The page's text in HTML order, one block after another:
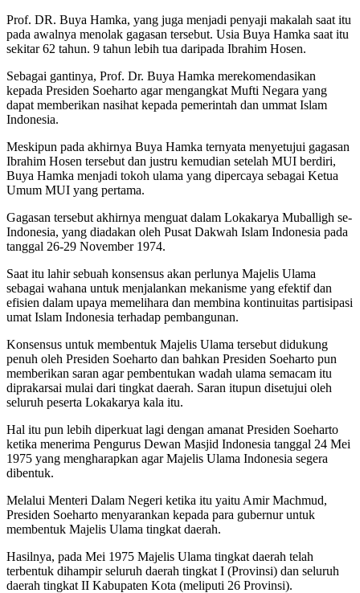
Prof. DR. Buya Hamka, yang juga menjadi penyaji makalah saat itu
pada awalnya menolak gagasan tersebut. Usia Buya Hamka saat itu
sekitar 62 tahun. 9 tahun lebih tua daripada Ibrahim Hosen.
Sebagai gantinya, Prof. Dr. Buya Hamka merekomendasikan
kepada Presiden Soeharto agar mengangkat Mufti Negara yang
dapat memberikan nasihat kepada pemerintah dan ummat Islam
Indonesia.
Meskipun pada akhirnya Buya Hamka ternyata menyetujui gagasan
Ibrahim Hosen tersebut dan justru kemudian setelah MUI berdiri,
Buya Hamka menjadi tokoh ulama yang dipercaya sebagai Ketua
Umum MUI yang pertama.
Gagasan tersebut akhirnya menguat dalam Lokakarya Muballigh se-
Indonesia, yang diadakan oleh Pusat Dakwah Islam Indonesia pada
tanggal 26-29 November 1974.
Saat itu lahir sebuah konsensus akan perlunya Majelis Ulama
sebagai wahana untuk menjalankan mekanisme yang efektif dan
efisien dalam upaya memelihara dan membina kontinuitas partisipasi
umat Islam Indonesia terhadap pembangunan.
Konsensus untuk membentuk Majelis Ulama tersebut didukung
penuh oleh Presiden Soeharto dan bahkan Presiden Soeharto pun
memberikan saran agar pembentukan wadah ulama semacam itu
diprakarsai mulai dari tingkat daerah. Saran itupun disetujui oleh
seluruh peserta Lokakarya kala itu.
Hal itu pun lebih diperkuat lagi dengan amanat Presiden Soeharto
ketika menerima Pengurus Dewan Masjid Indonesia tanggal 24 Mei
1975 yang mengharapkan agar Majelis Ulama Indonesia segera
dibentuk.
Melalui Menteri Dalam Negeri ketika itu yaitu Amir Machmud,
Presiden Soeharto menyarankan kepada para gubernur untuk
membentuk Majelis Ulama tingkat daerah.
Hasilnya, pada Mei 1975 Majelis Ulama tingkat daerah telah
terbentuk dihampir seluruh daerah tingkat I (Provinsi) dan seluruh
daerah tingkat II Kabupaten Kota (meliputi 26 Provinsi).